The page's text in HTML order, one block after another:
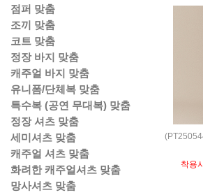
점퍼 맞춤
조끼 맞춤
코트 맞춤
정장 바지 맞춤
캐주얼 바지 맞춤
유니폼/단체복 맞춤
특수복 (공연 무대복) 맞춤
정장 셔츠 맞춤
세미셔츠 맞춤
캐주얼 셔츠 맞춤
화려한 캐주얼셔츠 맞춤
망사셔츠 맞춤
착용